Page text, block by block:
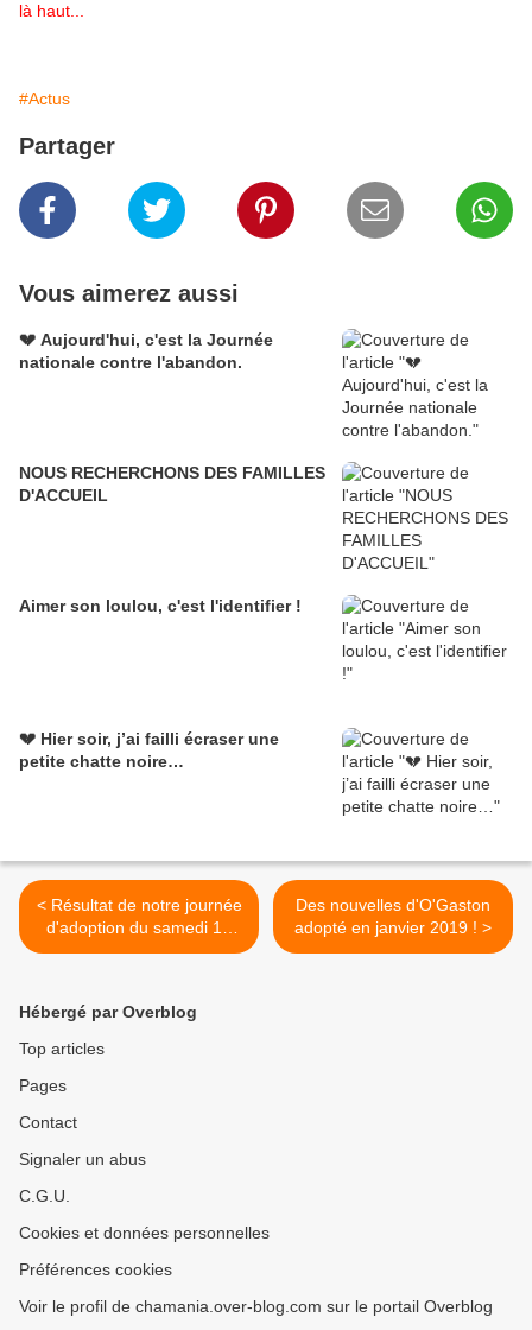
là haut...
#Actus
Partager
Vous aimerez aussi
💔 Aujourd'hui, c'est la Journée
nationale contre l'abandon.
NOUS RECHERCHONS DES FAMILLES
D'ACCUEIL
Aimer son loulou, c'est l'identifier !
💔 Hier soir, j’ai failli écraser une
petite chatte noire…
< Résultat de notre journée
d'adoption du samedi 13
avril 2019
Des nouvelles d'O'Gaston
adopté en janvier 2019 ! >
Hébergé par Overblog
Top articles
Pages
Contact
Signaler un abus
C.G.U.
Cookies et données personnelles
Préférences cookies
Voir le profil de chamania.over-blog.com sur le portail Overblog